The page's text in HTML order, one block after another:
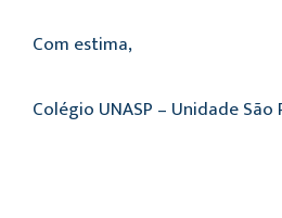
Com estima,
Colégio UNASP – Unidade São